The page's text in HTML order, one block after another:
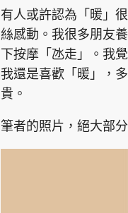
Oh!爸媽 JobMarket
關於我們 聯絡我們 隱私政策
有人或許認為「暖」
絲感動。我很多朋友
下按摩「氹走」。我
我還是喜歡「暖」，
貴。
筆者的照片，絕大部